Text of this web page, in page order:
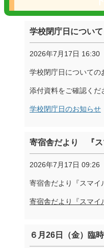
学校閉庁日について
2026年7月17日 16:30
学校閉庁日についての
添付資料をご確認くだ
学校閉庁日のお知らせ
寄宿舎だより 『ス
2026年7月17日 09:26
寄宿舎だより『スマイ
寄宿舎だより『スマイ
６月26日（金）臨